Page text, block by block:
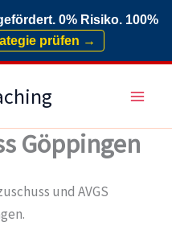
0% Risiko. 100%
prüfen →
Göppingen
und AVGS